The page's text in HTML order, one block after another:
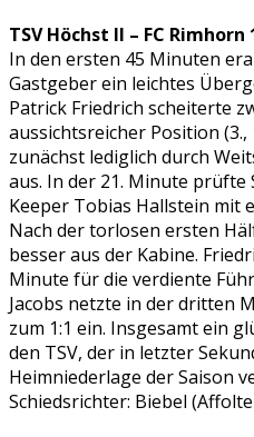
TSV Höchst II – FC Rimhorn
In den ersten 45 Minuten
Gastgeber ein leichtes
Patrick Friedrich scheiterte
aussichtsreicher Position (3.,
zunächst lediglich durch
aus. In der 21. Minute prüfte
Keeper Tobias Hallstein mit
Nach der torlosen ersten
besser aus der Kabine.
Minute für die verdiente
Jacobs netzte in der dritten
zum 1:1 ein. Insgesamt ein
den TSV, der in letzter
Heimniederlage der Saison
Schiedsrichter: Biebel